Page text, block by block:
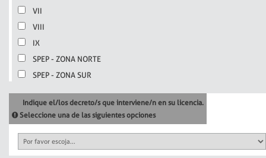
VII
VIII
IX
SPEP - ZONA NORTE
SPEP - ZONA SUR
Indique el/los decreto/s que interviene/n en su licencia.
Seleccione una de las siguientes opciones